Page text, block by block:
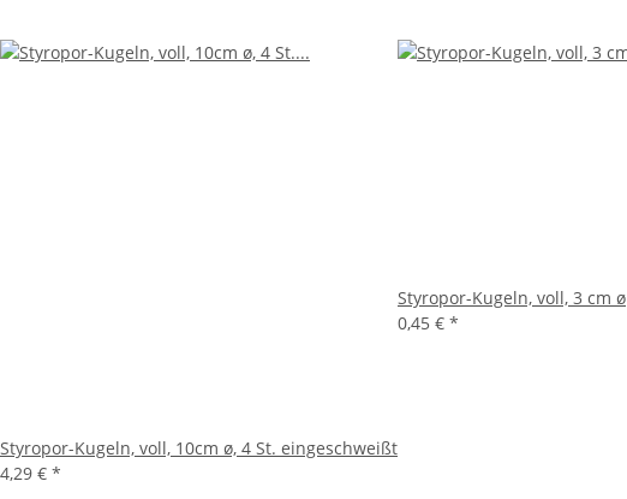
Styropor-Kugeln, voll, 10cm ø, 4 St. eingeschweißt
4,29 € *
Styropor-Kugeln, voll, 3 cm ø
0,45 € *